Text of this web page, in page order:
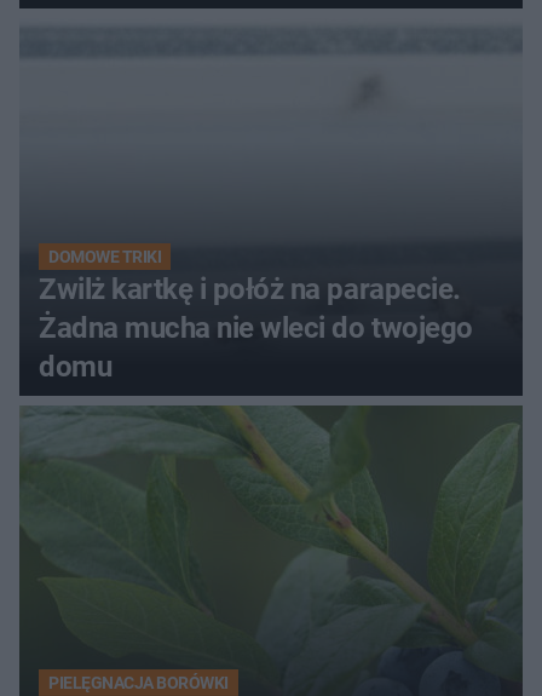
kobiety
DOMOWE TRIKI
Zwilż kartkę i połóż na parapecie.
Żadna mucha nie wleci do twojego
domu
PIELĘGNACJA BORÓWKI